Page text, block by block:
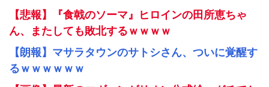
【悲報】『食戟のソーマ』ヒロインの田所恵ちゃ
ん、またしても敗北するｗｗｗｗ
【朗報】マサラタウンのサトシさん、ついに覚醒す
るｗｗｗｗｗｗ